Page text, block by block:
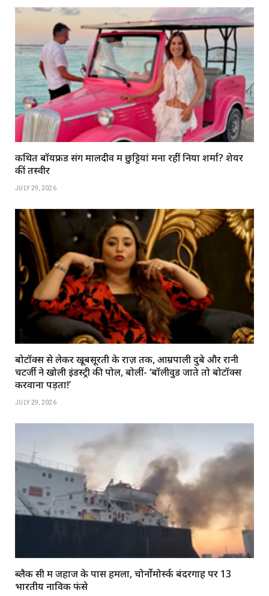
कथित बॉयफ्रेंड संग मालदीव में छुट्टियां मना रहीं निया शर्मा? शेयर
कीं तस्वीरें
JULY 29, 2026
बोटॉक्स से लेकर खूबसूरती के राज़ तक, आम्रपाली दुबे और रानी
चटर्जी ने खोली इंडस्ट्री की पोल, बोलीं- ‘बॉलीवुड जाते तो बोटॉक्स
करवाना पड़ता!’
JULY 29, 2026
ब्लैक सी में जहाज के पास हमला, चोर्नोमोर्स्क बंदरगाह पर 13
भारतीय नाविक फंसे